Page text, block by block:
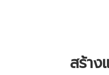
สร้าง